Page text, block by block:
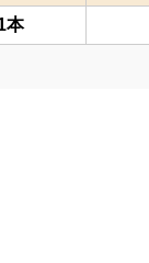
本